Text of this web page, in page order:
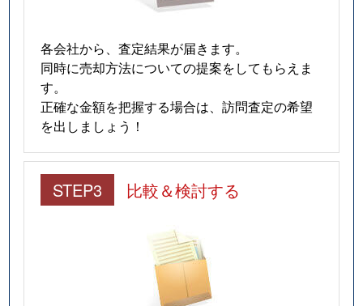
各会社から、査定結果が届きます。
同時に売却方法についての提案をしてもらえま
す。
正確な金額を把握する場合は、訪問査定の希望
を出しましょう！
STEP3 比較＆検討する